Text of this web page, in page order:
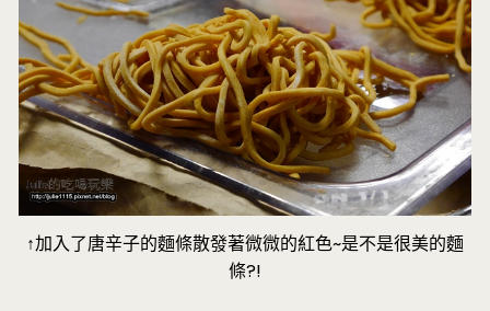
↑加入了唐辛子的麵條散發著微微的紅色~是不是很美的麵
條?!